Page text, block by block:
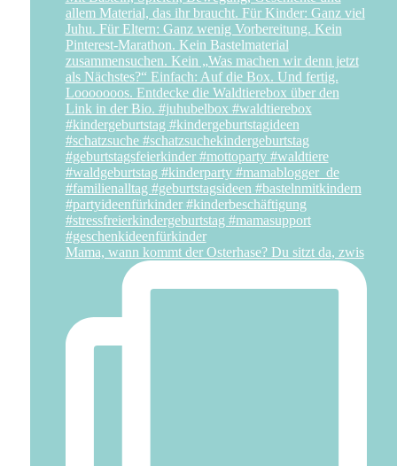
Mama, wann kommt der Osterhase? Du sitzt da, zwis